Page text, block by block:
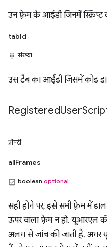
उन फ़्रेम के आईडी जिनमें
tabId
संख्या
उस टैब का आईडी जिसमें कोड
RegisteredUser
प्रॉपर्टी
allFrames
boolean optional
सही होने पर, इसे सभी फ़्रेम में
ऊपर वाला फ़्रेम न हो. यूआरएल
अलग से जांच की जाती है. अगर